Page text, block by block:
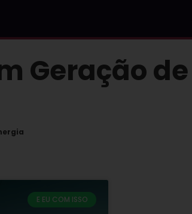
Geração
E EU COM ISSO